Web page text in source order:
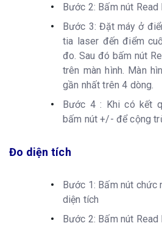
Bước 2: Bấm nút
Bước 3: Đặt máy ở
tia laser đến điểm
đo. Sau đó bấm nút
trên màn hình. Màn
gần nhất trên 4 dòng.
Bước 4 : Khi có kết
bấm nút +/- để cộng
Đo diện tích
Bước 1: Bấm nút
diện tích
Bước 2: Bấm nút